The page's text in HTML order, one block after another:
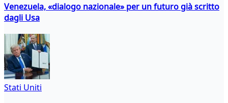
Venezuela, «dialogo nazionale» per un futuro già scritto
dagli Usa
Stati Uniti